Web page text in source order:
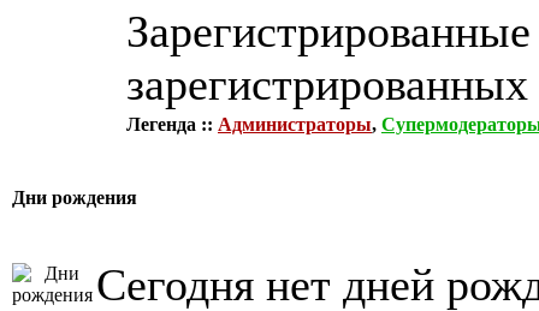
зарегистрированных
Легенда :: Администраторы,
Дни рождения
Сегодня нет дней